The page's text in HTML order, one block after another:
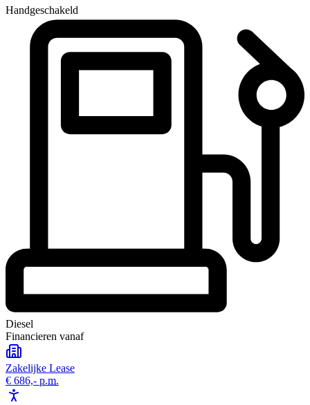
Handgeschakeld
Diesel
Financieren vanaf
Zakelijke Lease
€ 686,- p.m.